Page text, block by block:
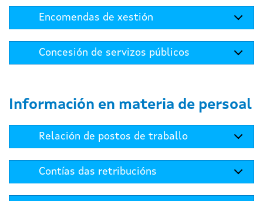
Encomendas de xestión
Concesión de servizos públicos
Información en materia de persoal
Relación de postos de traballo
Contías das retribucións